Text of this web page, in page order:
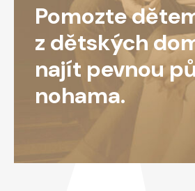
Pomozte
z dětských
najít pevnou
nohama.